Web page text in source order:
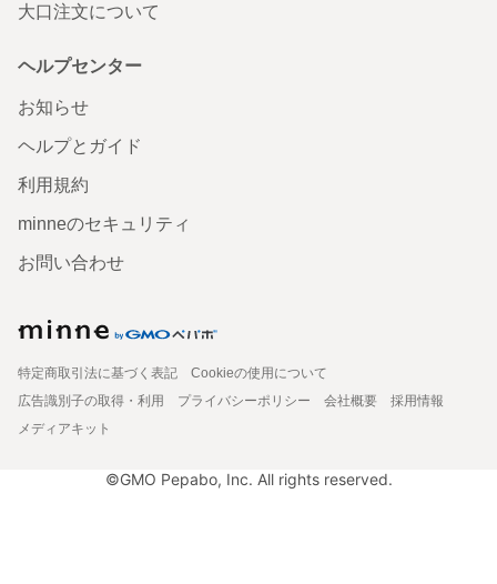
大口注文について
ヘルプセンター
お知らせ
ヘルプとガイド
利用規約
minneのセキュリティ
お問い合わせ
特定商取引法に基づく表記
Cookieの使用について
広告識別子の取得・利用
プライバシーポリシー 会社概要
採用情報
メディアキット
©GMO Pepabo, Inc. All rights reserved.